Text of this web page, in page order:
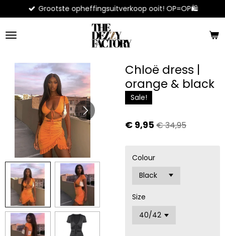
direct
naar
de
Grootste opheffingsuitverkoop ooit! OP=OP🛍️
Chloë dress |
orange & black
Sale!
€ 9,95 € 34,95
Colour
Size